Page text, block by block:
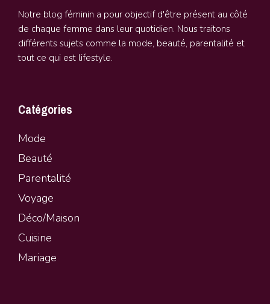
Notre blog féminin a pour objectif d'être présent au côté
de chaque femme dans leur quotidien. Nous traitons
différents sujets comme la mode, beauté, parentalité et
tout ce qui est lifestyle.
Catégories
Mode
Beauté
Parentalité
Voyage
Déco/Maison
Cuisine
Mariage